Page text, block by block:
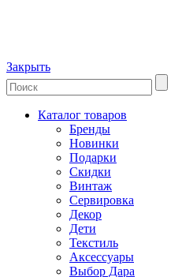
Закрыть
Каталог товаров
Бренды
Новинки
Подарки
Скидки
Винтаж
Сервировка
Декор
Дети
Текстиль
Аксессуары
Выбор Дара